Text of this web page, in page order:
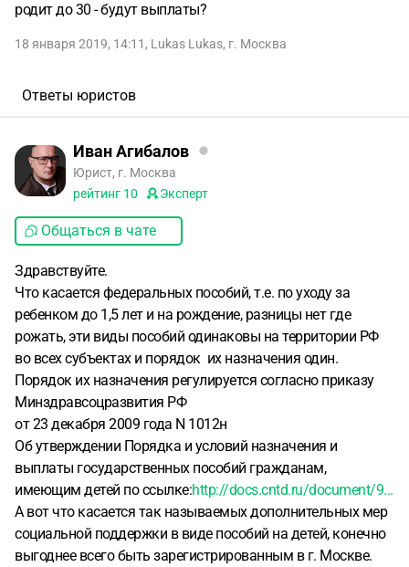
родит до 30 - будут выплаты?
18 января 2019, 14:11 , Lukas Lukas, г. Москва
Ответы юристов
Иван Агибалов
Юрист, г. Москва
рейтинг 10 Эксперт
Общаться в чате
Здравствуйте.
Что касается федеральных пособий, т.е. по уходу за
ребенком до 1,5 лет и на рождение, разницы нет где
рожать, эти виды пособий одинаковы на территории РФ
во всех субъектах и порядок их назначения один.
Порядок их назначения регулируется согласно приказу
Минздравсоцразвития РФ
от 23 декабря 2009 года N 1012н
Об утверждении Порядка и условий назначения и
выплаты государственных пособий гражданам,
имеющим детей по ссылке:http://docs.cntd.ru/document/9...
А вот что касается так называемых дополнительных мер
социальной поддержки в виде пособий на детей, конечно
выгоднее всего быть зарегистрированным в г. Москве.